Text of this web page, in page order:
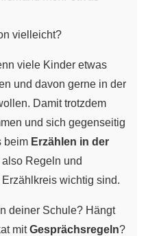
vielleicht?
viele Kinder etwas
und davon gerne in der
Damit trotzdem
und sich gegenseitig
beim Erzählen in der
also Regeln und
wichtig sind.
deiner Schule? Hängt
mitGesprächsregeln?